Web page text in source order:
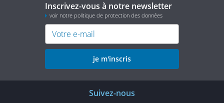
Inscrivez-vous à notre newsletter
voir notre politique de protection des données
je m'inscris
Suivez-nous